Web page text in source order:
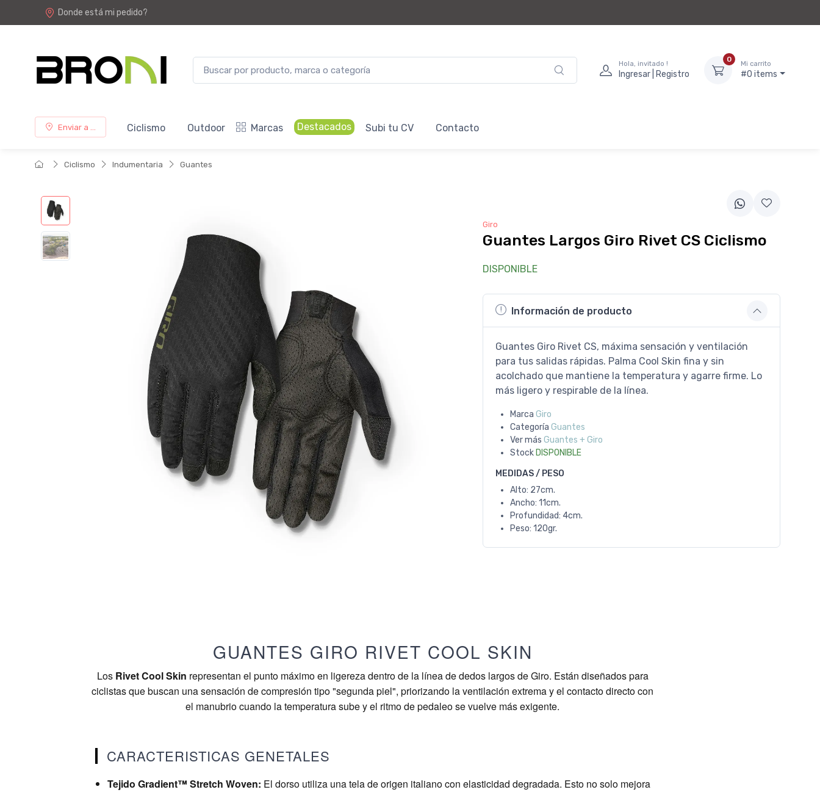
Donde está mi pedido?
Hola, invitado !
Ingresar | Registro
0
Mi carrito
#0 items
Enviar a ... Ciclismo Outdoor Marcas Destacados Subi tu CV Contacto
Ciclismo Indumentaria Guantes
Giro
Guantes Largos Giro Rivet CS Ciclismo
DISPONIBLE
Información de producto
Guantes Giro Rivet CS, máxima sensación y ventilación
para tus salidas rápidas. Palma Cool Skin fina y sin
acolchado que mantiene la temperatura y agarre firme. Lo
más ligero y respirable de la línea.
Marca Giro
Categoría Guantes
Ver más Guantes + Giro
Stock DISPONIBLE
MEDIDAS / PESO
Alto: 27cm.
Ancho: 11cm.
Profundidad: 4cm.
Peso: 120gr.
GUANTES GIRO RIVET COOL SKIN
Los Rivet Cool Skin representan el punto máximo en ligereza dentro de la línea de dedos largos de Giro. Están diseñados para
ciclistas que buscan una sensación de compresión tipo "segunda piel", priorizando la ventilación extrema y el contacto directo con
el manubrio cuando la temperatura sube y el ritmo de pedaleo se vuelve más exigente.
CARACTERISTICAS GENETALES
Tejido Gradient™ Stretch Woven: El dorso utiliza una tela de origen italiano con elasticidad degradada. Esto no solo mejora